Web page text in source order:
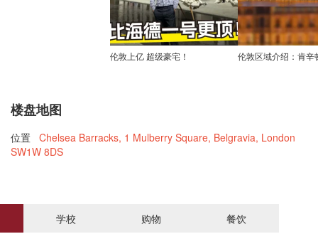
伦敦上亿 超级豪宅！ 伦敦区域介绍：肯辛
楼盘地图
位置 Chelsea Barracks, 1 Mulberry Square, Belgravia, London
SW1W 8DS
学校 购物 餐饮